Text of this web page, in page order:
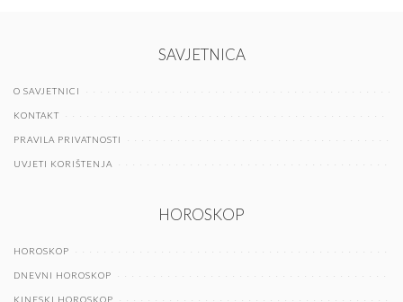
SAVJETNICA
O SAVJETNICI
KONTAKT
PRAVILA PRIVATNOSTI
UVJETI KORIŠTENJA
HOROSKOP
HOROSKOP
DNEVNI HOROSKOP
KINESKI HOROSKOP